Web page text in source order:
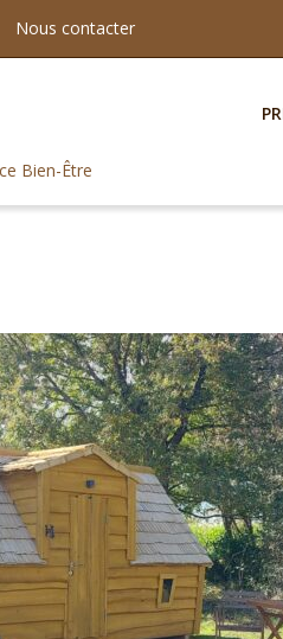
Nous contacter
Bien-Être